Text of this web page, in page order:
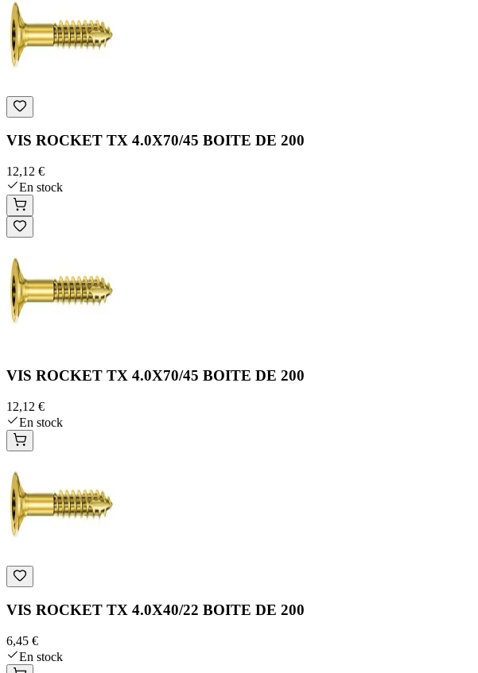
VIS ROCKET TX 4.0X70/45 BOITE DE 200
12,12 €
En stock
VIS ROCKET TX 4.0X70/45 BOITE DE 200
12,12 €
En stock
VIS ROCKET TX 4.0X40/22 BOITE DE 200
6,45 €
En stock